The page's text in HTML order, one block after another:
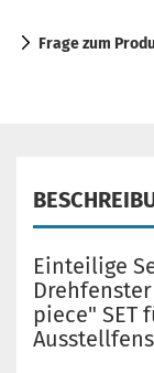
Frage zum
Einteilige
piece" SET